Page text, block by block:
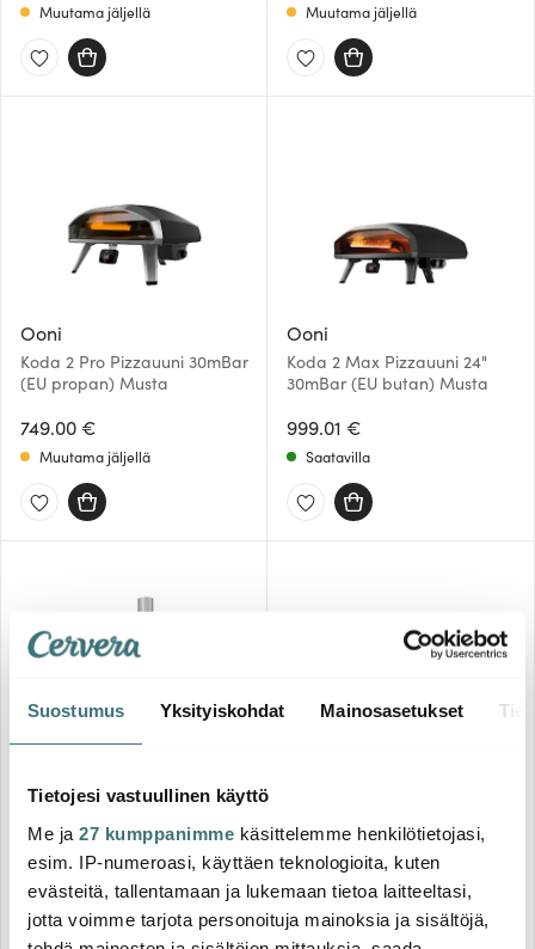
Suostumus Yksityiskohdat Mainosasetukset
Tietojesi vastuullinen käyttö
Me ja 27 kumppanimme käsittelemme henkilötietojasi,
esim. IP-numeroasi, käyttäen teknologioita, kuten
evästeitä, tallentamaan ja lukemaan tietoa laitteeltasi,
jotta voimme tarjota personoituja mainoksia ja sisältöjä,
Muutama jäljellä Muutama jäljellä
Ooni
Koda 2 Pro Pizzauuni 30mBar
(EU propan) Musta
749.00 €
Muutama jäljellä
Ooni
Koda 2 Max Pizzauuni 24"
30mBar (EU butan) Musta
999.01 €
Saatavilla
Karu 2 Pro Pizzauuni 16"
Musta
799.00 €
Muutama jäljellä
Pizzauuni monitoimiuuni
2000.01 €
Muutama jäljellä